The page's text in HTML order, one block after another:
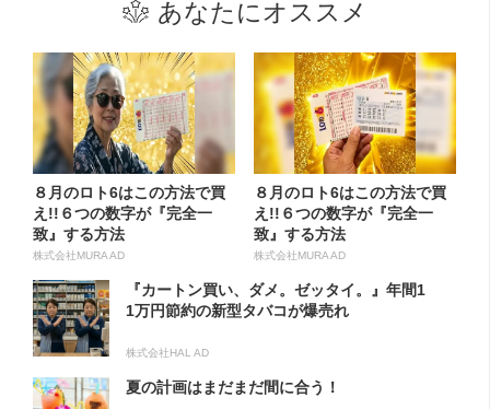
あなたにオススメ
８月のロト6はこの方法で買
え!!６つの数字が『完全一
致』する方法
株式会社MURA AD
８月のロト6はこの方法で買
え!!６つの数字が『完全一
致』する方法
株式会社MURA AD
『カートン買い、ダメ。ゼッタイ。』年間1
1万円節約の新型タバコが爆売れ
株式会社HAL AD
夏の計画はまだまだ間に合う！